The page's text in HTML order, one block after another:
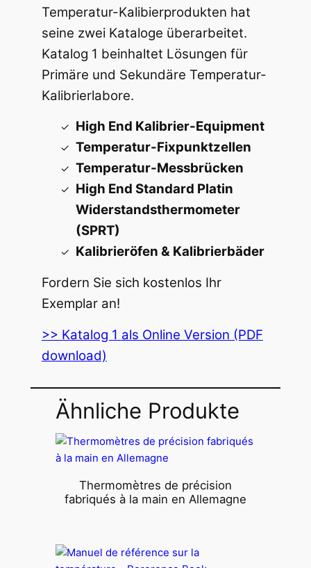
Temperatur-Kalibierprodukten hat
seine zwei Kataloge überarbeitet.
Katalog 1 beinhaltet Lösungen für
Primäre und Sekundäre Temperatur-
Kalibrierlabore.
High End Kalibrier-Equipment
Temperatur-Fixpunktzellen
Temperatur-Messbrücken
High End Standard Platin
Widerstandsthermometer
(SPRT)
Kalibrieröfen & Kalibrierbäder
Fordern Sie sich kostenlos Ihr
Exemplar an!
>> Katalog 1 als Online Version (PDF
download)
Ähnliche Produkte
Thermomètres de précision
fabriqués à la main en Allemagne